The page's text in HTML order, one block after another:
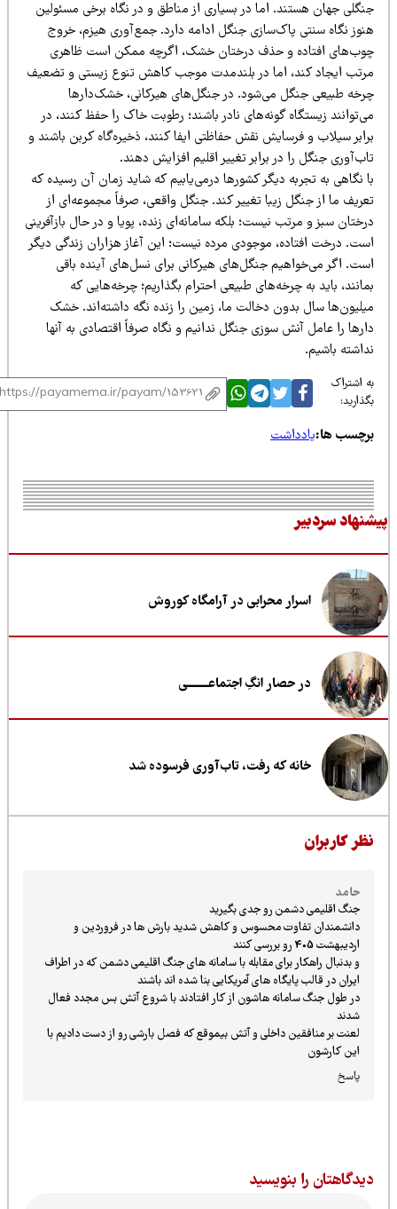
جهان هستند. اما در بسیاری از مناطق و در نگاه برخی مسئولین
نگاه سنتی پاک‌سازی جنگل ادامه دارد. جمع‌آوری هیزم، خروج
افتاده و حذف درختان خشک، اگرچه ممکن است ظاهری
ایجاد کند، اما در بلندمدت موجب کاهش تنوع زیستی و تضعیف
طبیعی جنگل می‌شود. در جنگل‌های هیرکانی، خشک‌دارها
زیستگاه گونه‌های نادر باشند؛ رطوبت خاک را حفظ کنند، در
سیلاب و فرسایش نقش حفاظتی ایفا کنند، ذخیره‌گاه کربن باشند و
جنگل را در برابر تغییر اقلیم افزایش دهند.
نگاهی به تجربه دیگر کشورها درمی‌یابیم که شاید زمان آن رسیده که
ما از جنگل زیبا تغییر کند. جنگل واقعی، صرفاً مجموعه‌ای از
سبز و مرتب نیست؛ بلکه سامانه‌ای زنده، پویا و در حال بازآفرینی
درخت افتاده، موجودی مرده نیست؛ این آغاز هزاران زندگی دیگر
اگر می‌خواهیم جنگل‌های هیرکانی برای نسل‌های آینده باقی
باید به چرخه‌های طبیعی احترام بگذاریم؛ چرخه‌هایی که
سال بدون دخالت ما، زمین را زنده نگه داشته‌اند. خشک
را عامل آنش سوزی جنگل ندانیم و نگاه صرفاً اقتصادی به آنها
باشیم.
اشتراک
ها:یادداشت
سردبیر
اسرار محرابی در آرامگاه کوروش
در حصار انگِ اجتماعــــــــی
خانه که رفت، تاب‌آوری فرسوده شد
کاربران
جنگ اقلیمی دشمن رو جدی بگیرید
دانشمندان تفاوت محسوس و کاهش شدید بارش ها در فروردین و
اردیبهشت 405 رو بررسی کنند
و بدنبال راهکار برای مقابله با سامانه های جنگ اقلیمی دشمن که در اطراف
ایران در قالب پایگاه های آمریکایی بنا شده اند باشند
در طول جنگ سامانه هاشون از کار افتادند با شروع آتش بس مجدد فعال
لعنت بر منافقین داخلی و آتش بیموقع که فصل بارشی رو از دست دادیم با
این کارشون
را بنویسید